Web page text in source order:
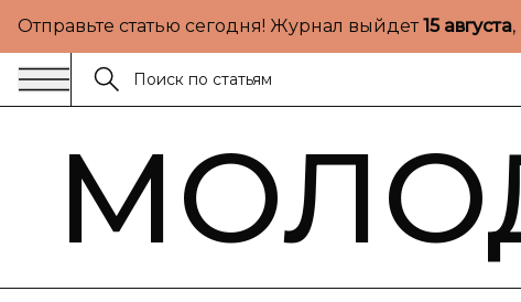
Отправьте статью сегодня! Журнал выйдет15 августа